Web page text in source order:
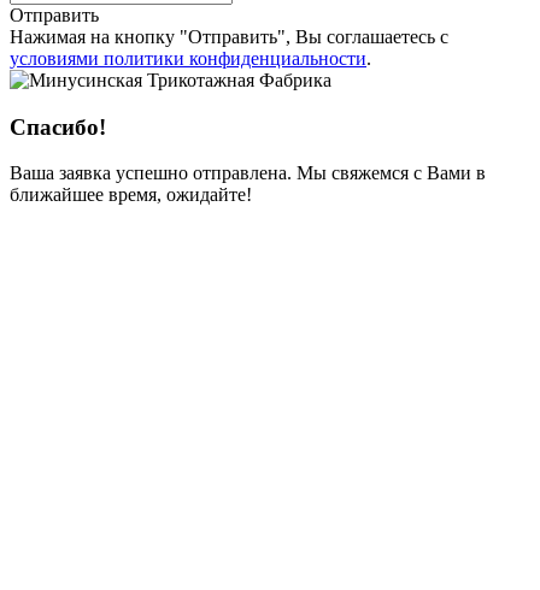
Отправить
Нажимая на кнопку "Отправить", Вы соглашаетесь с
условиями политики конфиденциальности.
Спасибо!
Ваша заявка успешно отправлена. Мы свяжемся с Вами в
ближайшее время, ожидайте!